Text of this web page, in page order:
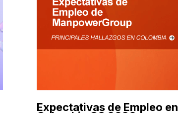
Expectativas de Empleo en